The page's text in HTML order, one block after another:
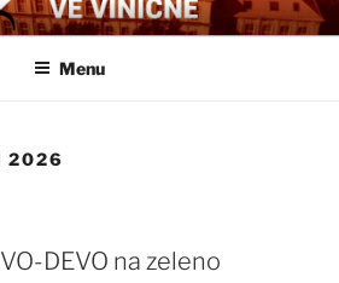
ČTVRTKY VE
o evoluci a obecnější biologická témata
Menu
2026
DEVO na zeleno